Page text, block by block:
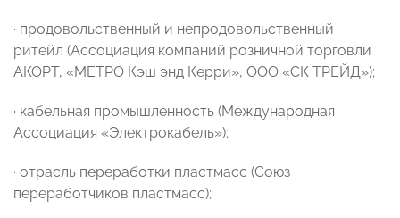
· продовольственный и непродовольственный
ритейл (Ассоциация компаний розничной торговли
АКОРТ, «МЕТРО Кэш энд Керри», ООО «СК ТРЕЙД»);
· кабельная промышленность (Международная
Ассоциация «Электрокабель»);
· отрасль переработки пластмасс (Союз
переработчиков пластмасс);